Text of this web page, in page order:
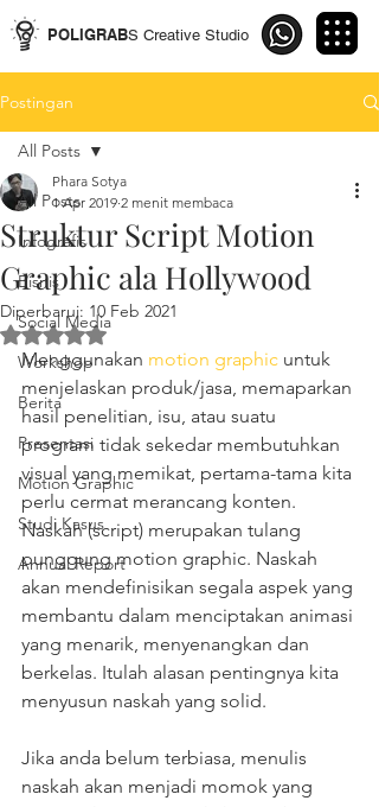
POLIGRABS Creative Studio
Postingan
All Posts
Infografis
Bisnis
Social Media
Workshop
Berita
Presentasi
Motion Graphic
Studi Kasus
Annual Report
All Posts
Struktur Script Motion
Graphic ala Hollywood
Phara Sotya
1 Apr 2019 2 menit membaca
Diperbarui: 10 Feb 2021
Dinilai NaN dari 5 bintang.
Menggunakan motion graphic untuk
menjelaskan produk/jasa, memaparkan
hasil penelitian, isu, atau suatu
program tidak sekedar membutuhkan
visual yang memikat, pertama-tama kita
perlu cermat merancang konten.
Naskah (script) merupakan tulang
punggung motion graphic. Naskah
akan mendefinisikan segala aspek yang
membantu dalam menciptakan animasi
yang menarik, menyenangkan dan
berkelas. Itulah alasan pentingnya kita
menyusun naskah yang solid.
Jika anda belum terbiasa, menulis
naskah akan menjadi momok yang